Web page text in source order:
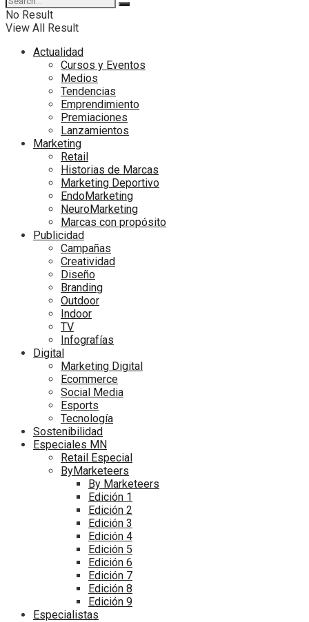
No Result
View All Result
Actualidad
Cursos y Eventos
Medios
Tendencias
Emprendimiento
Premiaciones
Lanzamientos
Marketing
Retail
Historias de Marcas
Marketing Deportivo
EndoMarketing
NeuroMarketing
Marcas con propósito
Publicidad
Campañas
Creatividad
Diseño
Branding
Outdoor
Indoor
TV
Infografías
Digital
Marketing Digital
Ecommerce
Social Media
Esports
Tecnología
Sostenibilidad
Especiales MN
Retail Especial
ByMarketeers
By Marketeers
Edición 1
Edición 2
Edición 3
Edición 4
Edición 5
Edición 6
Edición 7
Edición 8
Edición 9
Especialistas